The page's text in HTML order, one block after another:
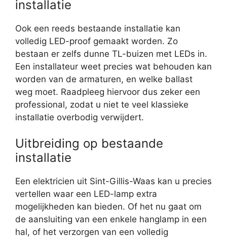
installatie
Ook een reeds bestaande installatie kan
volledig LED-proof gemaakt worden. Zo
bestaan er zelfs dunne TL-buizen met LEDs in.
Een installateur weet precies wat behouden kan
worden van de armaturen, en welke ballast
weg moet. Raadpleeg hiervoor dus zeker een
professional, zodat u niet te veel klassieke
installatie overbodig verwijdert.
Uitbreiding op bestaande
installatie
Een elektricien uit Sint-Gillis-Waas kan u precies
vertellen waar een LED-lamp extra
mogelijkheden kan bieden. Of het nu gaat om
de aansluiting van een enkele hanglamp in een
hal, of het verzorgen van een volledig